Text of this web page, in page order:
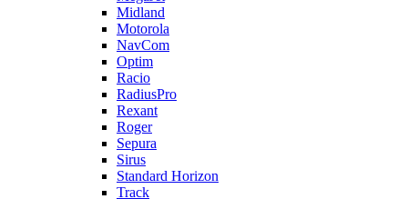
Midland
Motorola
NavCom
Optim
Racio
RadiusPro
Rexant
Roger
Sepura
Sirus
Standard Horizon
Track